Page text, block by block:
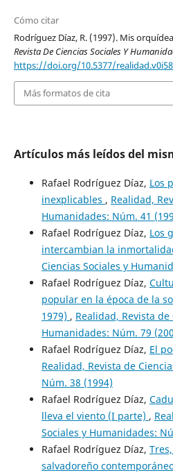
Cómo citar
Rodríguez Díaz, R. (1997). Mis
Revista De Ciencias Sociales Y
https://doi.org/10.5377/
Más formatos de cita
Artículos más leídos del
Rafael Rodríguez Díaz, Los
inexplicables , Realidad,
Humanidades: Núm. 41
Rafael Rodríguez Díaz, Los
intercambian la
Ciencias Sociales y
Rafael Rodríguez Díaz,
popular en la época de la
1979) , Realidad, Revista
Humanidades: Núm. 79
Rafael Rodríguez Díaz, El
Realidad, Revista de
Núm. 38 (1994)
Rafael Rodríguez Díaz,
lleva el viento (I parte) ,
Sociales y Humanidades:
Rafael Rodríguez Díaz,
salvadoreño